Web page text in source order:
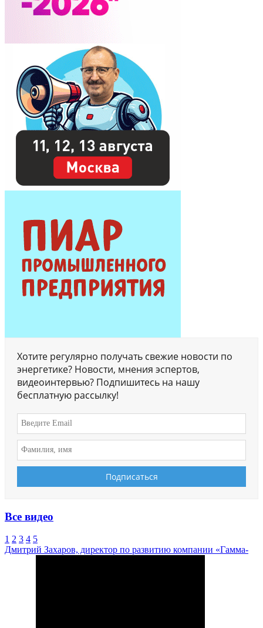
Хотите регулярно получать свежие новости по
энергетике? Новости, мнения эспертов,
видеоинтервью? Подпишитесь на нашу
бесплатную рассылку!
Все видео
1 2 3 4 5
Дмитрий Захаров, директор по развитию компании «Гамма-